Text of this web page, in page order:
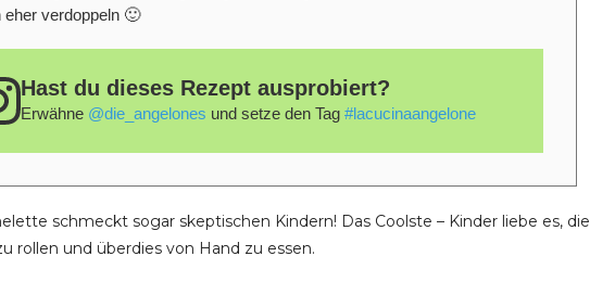
eher verdoppeln 🙂
Hast du dieses Rezept ausprobiert?
Erwähne @die_angelones und setze den Tag #lacucinaangelone
schmeckt sogar skeptischen Kindern! Das Coolste – Kinder liebe es, die
rollen und überdies von Hand zu essen.